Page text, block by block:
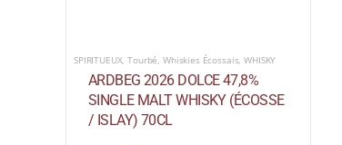
SPIRITUEUX,Tourbé, Whiskies Écossais,WHISKY
ARDBEG 2026 DOLCE 47,8%
SINGLE MALT WHISKY (ÉCOSSE
/ ISLAY) 70CL